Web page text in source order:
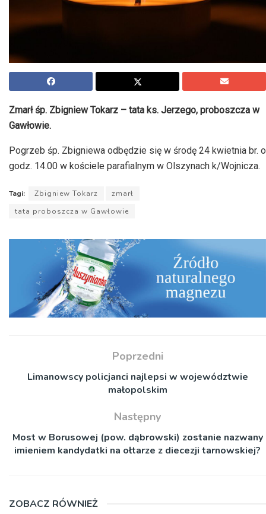
Zmarł śp. Zbigniew Tokarz – tata ks. Jerzego, proboszcza w
Gawłowie.
Pogrzeb śp. Zbigniewa odbędzie się w środę 24 kwietnia br. o
godz. 14.00 w kościele parafialnym w Olszynach k/Wojnicza.
Tagi: Zbigniew Tokarz
zmarł
tata proboszcza w Gawłowie
Poprzedni
Limanowscy policjanci najlepsi w województwie
małopolskim
Następny
Most w Borusowej (pow. dąbrowski) zostanie nazwany
imieniem kandydatki na ołtarze z diecezji tarnowskiej?
ZOBACZ RÓWNIEŻ